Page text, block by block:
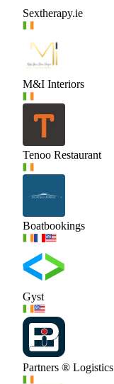
Sextherapy.ie
M&I Interiors
Tenoo Restaurant
Boatbookings
Gyst
Partners ® Logistics